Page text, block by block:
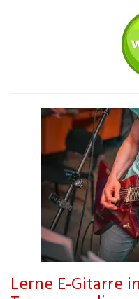
Lerne E-Gitarre